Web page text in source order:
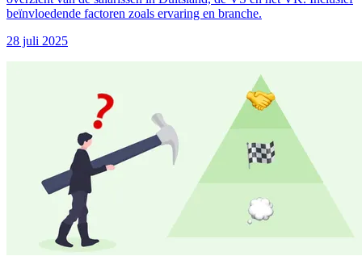
beïnvloedende factoren zoals ervaring en branche.
28 juli 2025